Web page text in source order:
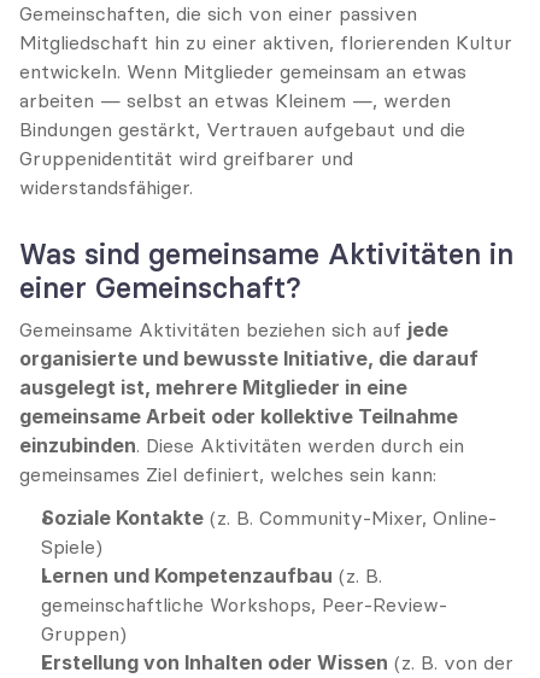
Gemeinschaften, die sich von einer passiven
Mitgliedschaft hin zu einer aktiven, florierenden Kultur
entwickeln. Wenn Mitglieder gemeinsam an etwas
arbeiten — selbst an etwas Kleinem —, werden
Bindungen gestärkt, Vertrauen aufgebaut und die
Gruppenidentität wird greifbarer und
widerstandsfähiger.
Was sind gemeinsame Aktivitäten in
einer Gemeinschaft?
Gemeinsame Aktivitäten beziehen sich auf jede
organisierte und bewusste Initiative, die darauf
ausgelegt ist, mehrere Mitglieder in eine
gemeinsame Arbeit oder kollektive Teilnahme
einzubinden. Diese Aktivitäten werden durch ein
gemeinsames Ziel definiert, welches sein kann:
Soziale Kontakte (z. B. Community-Mixer, Online-
Spiele)
Lernen und Kompetenzaufbau (z. B.
gemeinschaftliche Workshops, Peer-Review-
Gruppen)
Erstellung von Inhalten oder Wissen (z. B. von der